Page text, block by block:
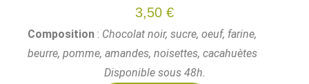
3,50 €
Composition : Chocolat noir, sucre, oeuf, farine,
beurre, pomme, amandes, noisettes, cacahuètes
Disponible sous 48h.